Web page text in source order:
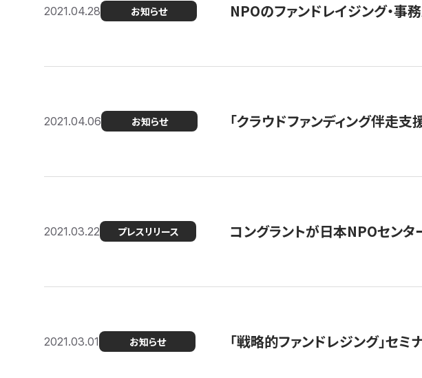
2021.04.28 お知らせ NPOのファンドレイジング・事
2021.04.06 お知らせ 「クラウドファンディング伴走支
2021.03.22 プレスリリース コングラントが日本NPOセン
2021.03.01 お知らせ 「戦略的ファンドレジング」セミ